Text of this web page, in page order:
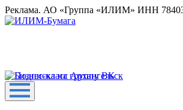
Реклама. АО «Группа «ИЛИМ» ИНН